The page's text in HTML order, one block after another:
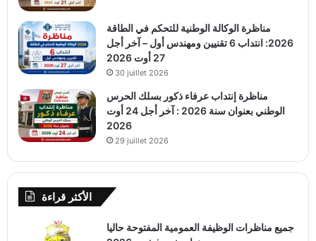
مناظرة الوكالة الوطنية للتحكم في الطاقة
2026: انتداب 6 تقنيين ومهندس أول – آخر أجل
27 أوت 2026
30 juillet 2026
مناظرة إنتداب عرفاء ذكور بسلك الحرس
الوطني بعنوان سنة 2026 : آخر أجل 24 أوت
2026
29 juillet 2026
الأكثر قراءة
جميع مناظرات الوظيفة العمومية المفتوحة حاليا